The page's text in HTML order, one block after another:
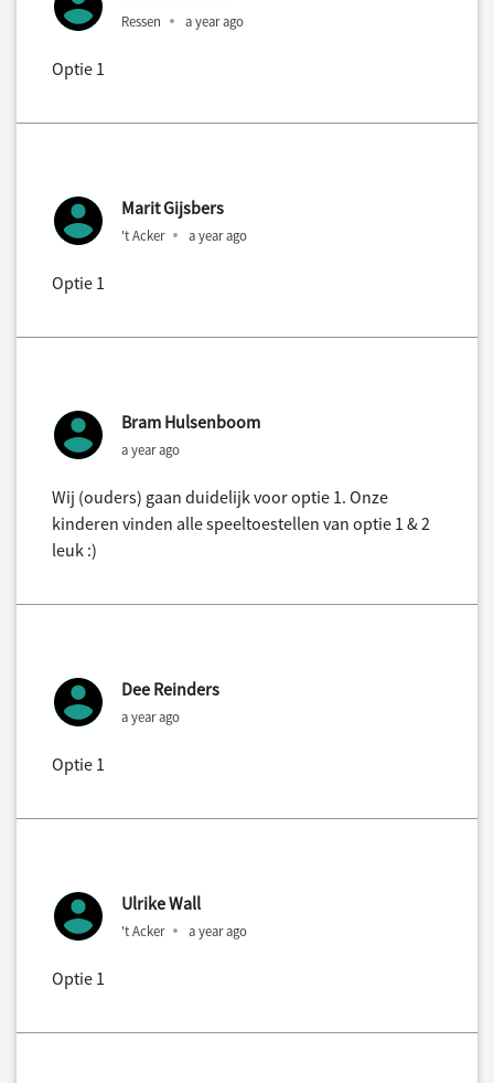
Ressen a year ago
Optie 1
Marit Gijsbers
't Acker a year ago
Optie 1
Bram Hulsenboom
a year ago
Wij (ouders) gaan duidelijk voor optie 1. Onze
kinderen vinden alle speeltoestellen van optie 1 & 2
leuk :)
Dee Reinders
a year ago
Optie 1
Ulrike Wall
't Acker a year ago
Optie 1